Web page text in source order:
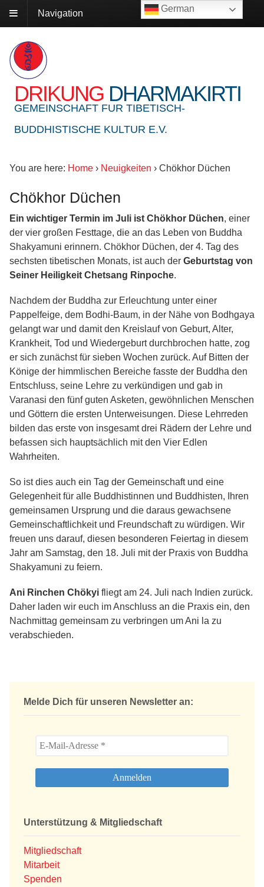
Navigation
DRIKUNG DHARMAKIRTI
GEMEINSCHAFT FUR TIBETISCH-
BUDDHISTISCHE KULTUR E.V.
You are here: Home › Neuigkeiten › Chökhor Düchen
Chökhor Düchen
Ein wichtiger Termin im Juli ist Chökhor Düchen, einer
der vier großen Festtage, die an das Leben von Buddha
Shakyamuni erinnern. Chökhor Düchen, der 4. Tag des
sechsten tibetischen Monats, ist auch der Geburtstag von
Seiner Heiligkeit Chetsang Rinpoche.
Nachdem der Buddha zur Erleuchtung unter einer
Pappelfeige, dem Bodhi-Baum, in der Nähe von Bodhgaya
gelangt war und damit den Kreislauf von Geburt, Alter,
Krankheit, Tod und Wiedergeburt durchbrochen hatte, zog
er sich zunächst für sieben Wochen zurück. Auf Bitten der
Könige der himmlischen Bereiche fasste der Buddha den
Entschluss, seine Lehre zu verkündigen und gab in
Varanasi den fünf guten Asketen, gewöhnlichen Menschen
und Göttern die ersten Unterweisungen. Diese Lehrreden
bilden das erste von insgesamt drei Rädern der Lehre und
befassen sich hauptsächlich mit den Vier Edlen
Wahrheiten.
So ist dies auch ein Tag der Gemeinschaft und eine
Gelegenheit für alle Buddhistinnen und Buddhisten, Ihren
gemeinsamen Ursprung und die daraus gewachsene
Gemeinschaftlichkeit und Freundschaft zu würdigen. Wir
freuen uns darauf, diesen besonderen Feiertag in diesem
Jahr am Samstag, den 18. Juli mit der Praxis von Buddha
Shakyamuni zu feiern.
Ani Rinchen Chökyi fliegt am 24. Juli nach Indien zurück.
Daher laden wir euch im Anschluss an die Praxis ein, den
Nachmittag gemeinsam zu verbringen um Ani la zu
verabschieden.
Melde Dich für unseren Newsletter an:
Unterstützung & Mitgliedschaft
Mitgliedschaft
Mitarbeit
Spenden
German